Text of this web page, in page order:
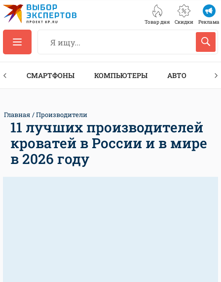
Товар дня Скидки Реклама
СМАРТФОНЫ КОМПЬЮТЕРЫ АВТО
Главная Производители
11 лучших производителей
кроватей в России и в мире
в 2026 году